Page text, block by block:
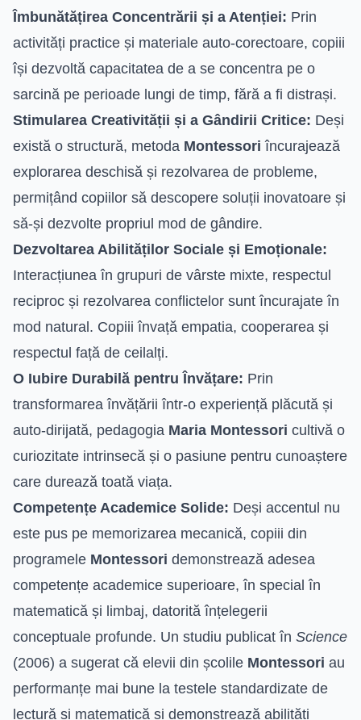
Îmbunătățirea Concentrării și a Atenției: Prin
activități practice și materiale auto-corectoare, copiii
își dezvoltă capacitatea de a se concentra pe o
sarcină pe perioade lungi de timp, fără a fi distrași.
Stimularea Creativității și a Gândirii Critice: Deși
există o structură, metoda Montessori încurajează
explorarea deschisă și rezolvarea de probleme,
permițând copiilor să descopere soluții inovatoare și
să-și dezvolte propriul mod de gândire.
Dezvoltarea Abilităților Sociale și Emoționale:
Interacțiunea în grupuri de vârste mixte, respectul
reciproc și rezolvarea conflictelor sunt încurajate în
mod natural. Copiii învață empatia, cooperarea și
respectul față de ceilalți.
O Iubire Durabilă pentru Învățare: Prin
transformarea învățării într-o experiență plăcută și
auto-dirijată, pedagogia Maria Montessori cultivă o
curiozitate intrinsecă și o pasiune pentru cunoaștere
care durează toată viața.
Competențe Academice Solide: Deși accentul nu
este pus pe memorizarea mecanică, copiii din
programele Montessori demonstrează adesea
competențe academice superioare, în special în
matematică și limbaj, datorită înțelegerii
conceptuale profunde. Un studiu publicat în Science
(2006) a sugerat că elevii din școlile Montessori au
performanțe mai bune la testele standardizate de
lectură și matematică și demonstrează abilități